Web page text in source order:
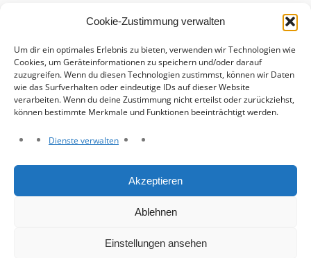
Cookie-Zustimmung verwalten
Um dir ein optimales Erlebnis zu bieten, verwenden wir Technologien wie
Cookies, um Geräteinformationen zu speichern und/oder darauf
zuzugreifen. Wenn du diesen Technologien zustimmst, können wir Daten
wie das Surfverhalten oder eindeutige IDs auf dieser Website
verarbeiten. Wenn du deine Zustimmung nicht erteilst oder zurückziehst,
können bestimmte Merkmale und Funktionen beeinträchtigt werden.
Dienste verwalten
Akzeptieren
Ablehnen
Einstellungen ansehen